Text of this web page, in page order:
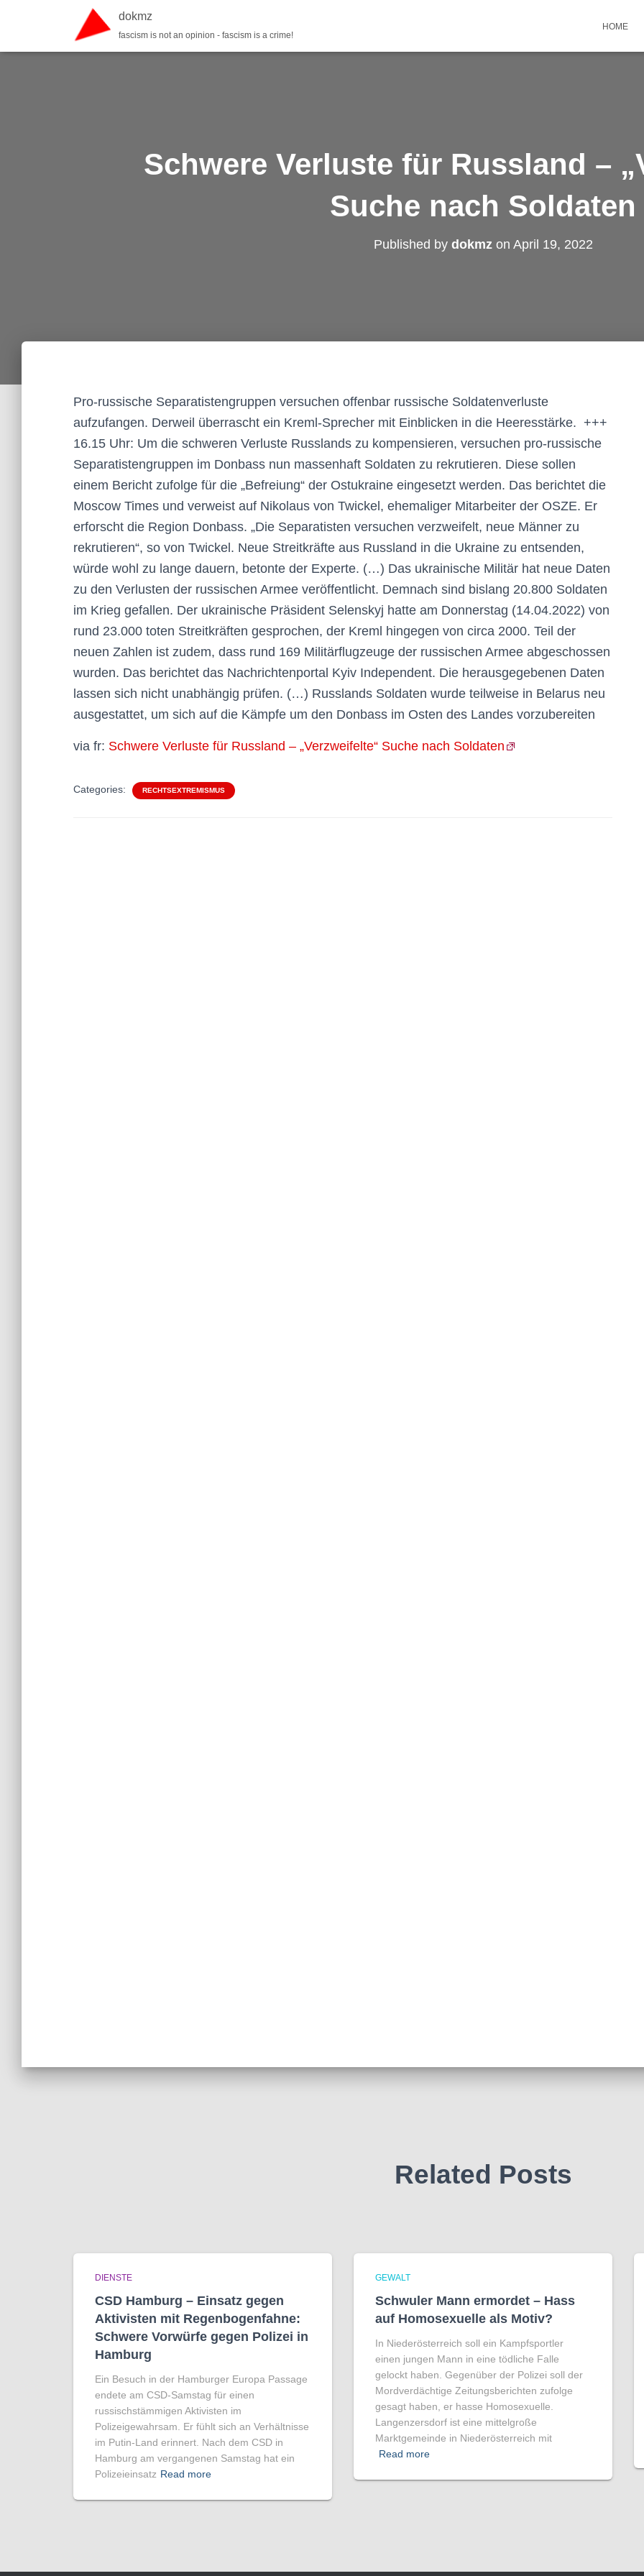
dokmz
fascism is not an opinion - fascism is a crime!
HOME
Schwere Verluste für Russland –
Suche nach Soldaten
Published by dokmzon April 19, 2022
Pro-russische Separatistengruppen versuchen offenbar russische Soldatenverluste
aufzufangen. Derweil überrascht ein Kreml-Sprecher mit Einblicken in die Heeresstärke. +++
16.15 Uhr: Um die schweren Verluste Russlands zu kompensieren, versuchen pro-russische
Separatistengruppen im Donbass nun massenhaft Soldaten zu rekrutieren. Diese sollen
einem Bericht zufolge für die „Befreiung“ der Ostukraine eingesetzt werden. Das berichtet die
Moscow Times und verweist auf Nikolaus von Twickel, ehemaliger Mitarbeiter der OSZE. Er
erforscht die Region Donbass. „Die Separatisten versuchen verzweifelt, neue Männer zu
rekrutieren“, so von Twickel. Neue Streitkräfte aus Russland in die Ukraine zu entsenden,
würde wohl zu lange dauern, betonte der Experte. (…) Das ukrainische Militär hat neue Daten
zu den Verlusten der russischen Armee veröffentlicht. Demnach sind bislang 20.800 Soldaten
im Krieg gefallen. Der ukrainische Präsident Selenskyj hatte am Donnerstag (14.04.2022) von
rund 23.000 toten Streitkräften gesprochen, der Kreml hingegen von circa 2000. Teil der
neuen Zahlen ist zudem, dass rund 169 Militärflugzeuge der russischen Armee abgeschossen
wurden. Das berichtet das Nachrichtenportal Kyiv Independent. Die herausgegebenen Daten
lassen sich nicht unabhängig prüfen. (…) Russlands Soldaten wurde teilweise in Belarus neu
ausgestattet, um sich auf die Kämpfe um den Donbass im Osten des Landes vorzubereiten
via fr: Schwere Verluste für Russland – „Verzweifelte“ Suche nach Soldaten
Categories: RECHTSEXTREMISMUS
Related Posts
DIENSTE
CSD Hamburg – Einsatz gegen
Aktivisten mit Regenbogen­fahne:
Schwere Vorwürfe gegen Polizei in
Hamburg
Ein Besuch in der Hamburger Europa Passage
endete am CSD-Samstag für einen
russischstämmigen Aktivisten im
Polizeigewahrsam. Er fühlt sich an Verhältnisse
im Putin-Land erinnert. Nach dem CSD in
Hamburg am vergangenen Samstag hat ein
Polizeieinsatz Read more
GEWALT
Schwuler Mann ermordet – Hass
auf Homo­sexuelle als Motiv?
In Niederösterreich soll ein Kampfsportler
einen jungen Mann in eine tödliche Falle
gelockt haben. Gegenüber der Polizei soll der
Mordverdächtige Zeitungsberichten zufolge
gesagt haben, er hasse Homosexuelle.
Langenzersdorf ist eine mittelgroße
Marktgemeinde in Niederösterreich mit
Read more